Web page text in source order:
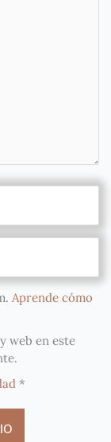
Aprende cómo
web en este
*